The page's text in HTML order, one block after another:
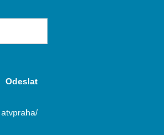
Odeslat
atvpraha/